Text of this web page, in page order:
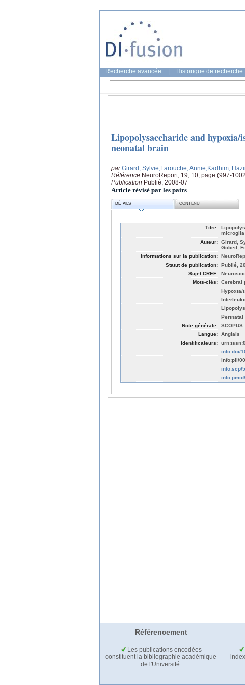
Recherche avancée Historique de recherche
Lipopolysaccharide and
neonatal brain
parGirard, Sylvie;Larouche, Annie;Kadhim,
Référence NeuroReport, 19, 10, page (997-
Publication Publié, 2008-07
Article révisé par les pairs
DÉTAILS CONTENU
Titre:
Auteur: Girard,
Gobeil,
Informations sur la publication:
Statut de publication: Publié,
Sujet CREF:
Mots-clés: Cerebral
Hypoxia/
Perinatal
Note générale:
Langue: Anglais
Identificateurs:
info:doi/
info:pii/
info:scp/
Référencement
Les publications encodées
constituent la bibliographie académique
de l'Université.